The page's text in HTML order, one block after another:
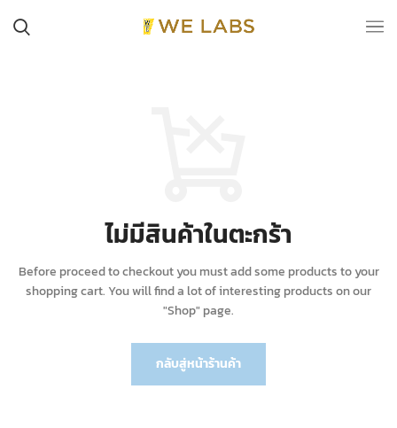
ไม่มีสินค้าในตะกร้า
Before proceed to checkout you must add some products to your
shopping cart. You will find a lot of interesting products on our
"Shop" page.
กลับสู่หน้าร้านค้า